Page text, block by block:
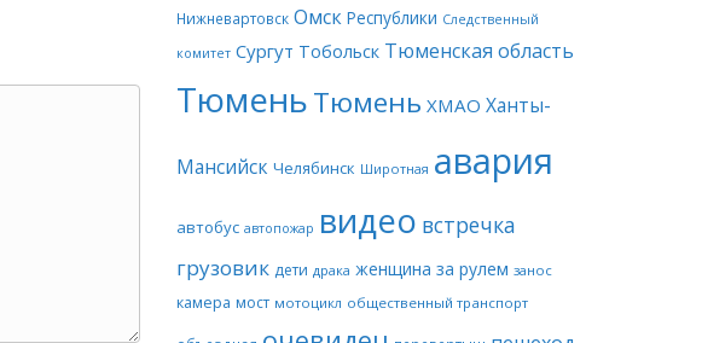
Нижневартовск Омск Республики Следственный
комитет Сургут Тобольск Тюменская область
ТюменьТюмень ХМАО Ханты-
Мансийск Челябинск Широтная авария
автобус автопожар видео встречка
грузовик дети драка женщина за рулем занос
камера мост мотоцикл общественный транспорт